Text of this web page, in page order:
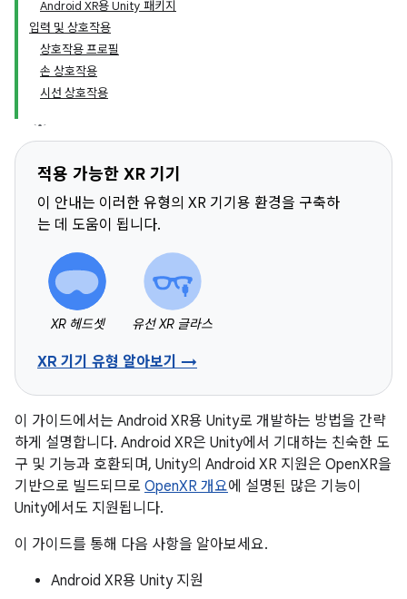
Android XR용 Unity 패키지
입력 및 상호작용
상호작용 프로필
손 상호작용
시선 상호작용
적용 가능한 XR 기기
이 안내는 이러한 유형의 XR 기기용 환경을 구축하
는 데 도움이 됩니다.
XR 헤드셋 유선 XR 글라스
XR 기기 유형 알아보기 →
이 가이드에서는 Android XR용 Unity로 개발하는 방법을 간략
하게 설명합니다. Android XR은 Unity에서 기대하는 친숙한 도
구 및 기능과 호환되며, Unity의 Android XR 지원은 OpenXR을
기반으로 빌드되므로 OpenXR 개요에 설명된 많은 기능이
Unity에서도 지원됩니다.
이 가이드를 통해 다음 사항을 알아보세요.
Android XR용 Unity 지원